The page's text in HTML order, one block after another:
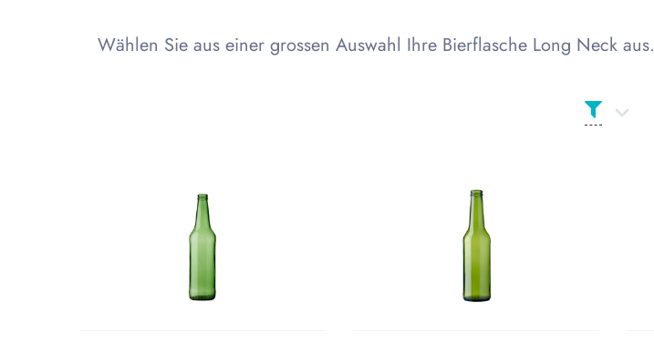
Wählen Sie aus einer grossen Auswahl Ihre Bierflasche Long Neck aus.
PRODUKT OPENING